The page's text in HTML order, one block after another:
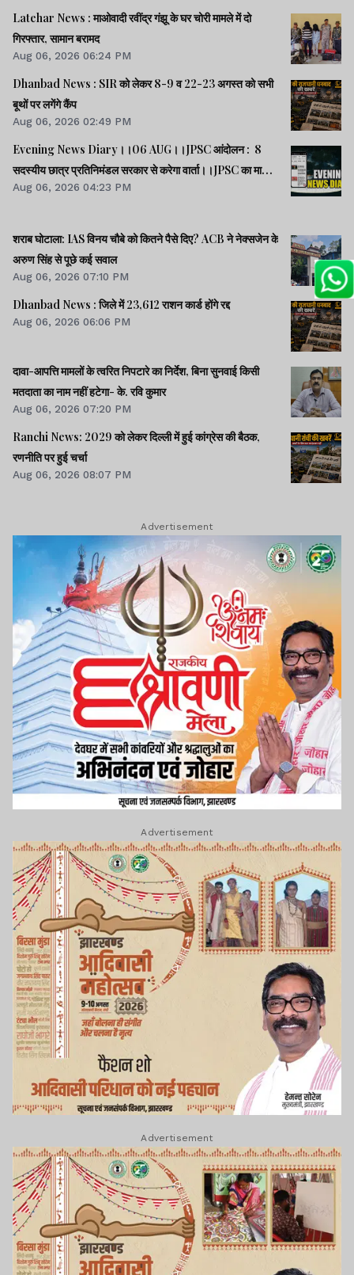
Latehar News : माओवादी रवींद्र गंझू के घर चोरी मामले में दो
गिरफ्तार, सामान बरामद
Aug 06, 2026 06:24 PM
Dhanbad News : SIR को लेकर 8-9 व 22-23 अगस्त को सभी
बूथों पर लगेंगे कैंप
Aug 06, 2026 02:49 PM
Evening News Diary।।06 AUG।।JPSC आंदोलन : 8
सदस्यीय छात्र प्रतिनिमंडल सरकार से करेगा वार्ता।।JPSC का मामला
पेपर लीक का नहीं, बैक डोर से गलत नियुक्ति का है : किशोर।।BPSC
व वीडियो।।
Aug 06, 2026 04:23 PM
शराब घोटाला: IAS विनय चौबे को कितने पैसे दिए? ACB ने नेक्सजेन के
अरुण सिंह से पूछे कई सवाल
Aug 06, 2026 07:10 PM
Dhanbad News : जिले में 23,612 राशन कार्ड होंगे रद्द
Aug 06, 2026 06:06 PM
दावा-आपत्ति मामलों के त्वरित निपटारे का निर्देश, बिना सुनवाई किसी
मतदाता का नाम नहीं हटेगा- के. रवि कुमार
Aug 06, 2026 07:20 PM
Ranchi News: 2029 को लेकर दिल्ली में हुई कांग्रेस की बैठक,
रणनीति पर हुई चर्चा
Aug 06, 2026 08:07 PM
Advertisement
Advertisement
Advertisement